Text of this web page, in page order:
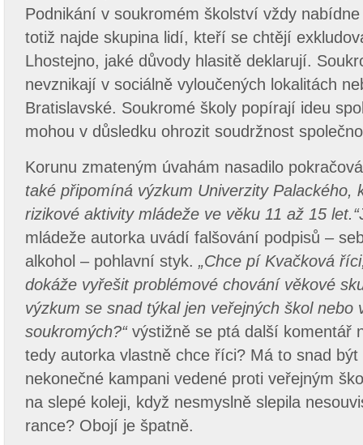
Podnikání v soukromém školství vždy
totiž najde skupina lidí, kteří se chtějí
Lhostejno, jaké důvody hlasitě deklarují.
nevznikají v sociálně vyloučených lokalitách
Bratislavské. Soukromé školy popírají ideu
mohou v důsledku ohrozit soudržnost
Korunu zmateným úvahám nasadilo
také připomíná výzkum Univerzity Palackého,
rizikové aktivity mládeže ve věku 11 až 15 let.“
mládeže autorka uvádí falšování podpisů –
alkohol – pohlavní styk. „Chce pí Kvačková
dokáže vyřešit problémové chování věkové
výzkum se snad týkal jen veřejných škol nebo
soukromých?“výstižně se ptá další komentář
tedy autorka vlastně chce říci? Má to snad
nekonečné kampani vedené proti veřejným
na slepé koleji, když nesmyslně slepila
rance? Obojí je špatně.